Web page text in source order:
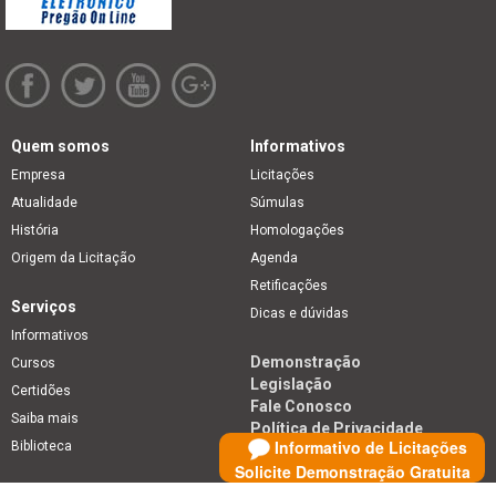
Informativo de Licitações
Solicite Demonstração Gratuita
Quem somos
Empresa
Atualidade
História
Origem da Licitação
Informativos
Licitações
Súmulas
Homologações
Agenda
Retificações
Dicas e dúvidas
Serviços
Informativos
Cursos
Certidões
Saiba mais
Biblioteca
Demonstração
Legislação
Fale Conosco
Política de Privacidade